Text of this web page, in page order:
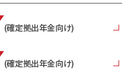
(確定拠出年金向け)
(確定拠出年金向け)